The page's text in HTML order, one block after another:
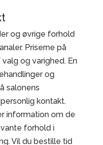
og øvrige forhold
Priserne på
og varighed. En
og
salonens
kontakt.
information om de
forhold i
Vil du bestille tid